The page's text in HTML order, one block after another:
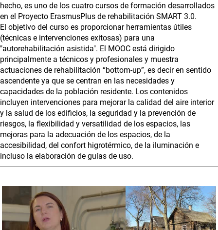
hecho, es uno de los cuatro cursos de formación desarrollados
en el Proyecto ErasmusPlus de rehabilitación SMART 3.0.
El objetivo del curso es proporcionar herramientas útiles
(técnicas e intervenciones exitosas) para una
"autorehabilitación asistida". El MOOC está dirigido
principalmente a técnicos y profesionales y muestra
actuaciones de rehabilitación “bottom-up”, es decir en sentido
ascendente ya que se centran en las necesidades y
capacidades de la población residente. Los contenidos
incluyen intervenciones para mejorar la calidad del aire interior
y la salud de los edificios, la seguridad y la prevención de
riesgos, la flexibilidad y versatilidad de los espacios, las
mejoras para la adecuación de los espacios, de la
accesibilidad, del confort higrotérmico, de la iluminación e
incluso la elaboración de guías de uso.